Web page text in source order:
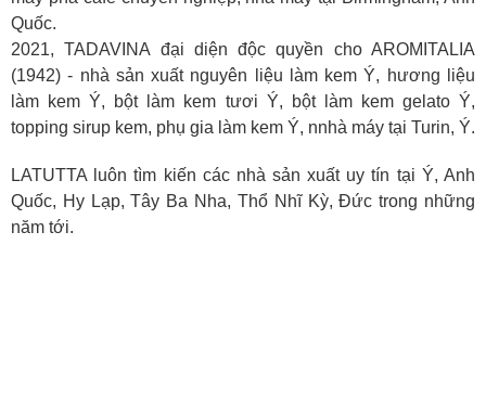
Quốc.
2021, TADAVINA đại diện độc quyền cho AROMITALIA
(1942) - nhà sản xuất nguyên liệu làm kem Ý, hương liệu
làm kem Ý, bột làm kem tươi Ý, bột làm kem gelato Ý,
topping sirup kem, phụ gia làm kem Ý, nnhà máy tại Turin, Ý.
LATUTTA luôn tìm kiến các nhà sản xuất uy tín tại Ý, Anh
Quốc, Hy Lạp, Tây Ba Nha, Thổ Nhĩ Kỳ, Đức trong những
năm tới.